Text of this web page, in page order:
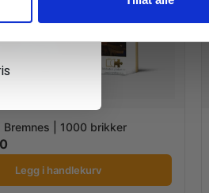
Bremnes | 1000 brikker
Legg i handlekurv